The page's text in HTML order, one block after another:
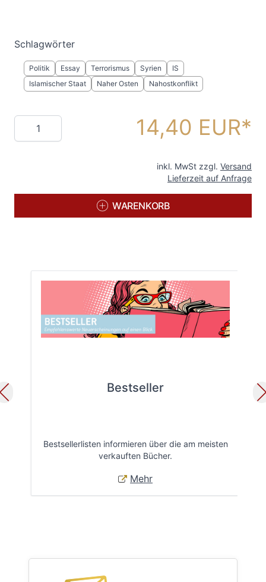
Schlagwörter
Politik Essay Terrorismus Syrien
IS
Islamischer Staat
Naher Osten Nahostkonflikt
Menge 14,40 EUR
inkl. MwSt zzgl. Versand
Lieferzeit auf Anfrage
WARENKORB
Bestseller
Bestsellerlisten informieren über die am meisten
verkauften Bücher.
Mehr